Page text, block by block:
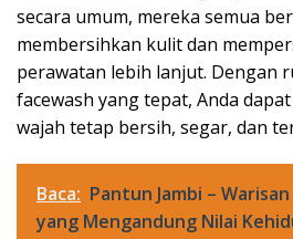
secara umum, mereka semua
membersihkan kulit dan
perawatan lebih lanjut. Dengan
facewash yang tepat, Anda
wajah tetap bersih, segar, dan
Baca: Pantun Jambi –
yang Mengandung Nilai